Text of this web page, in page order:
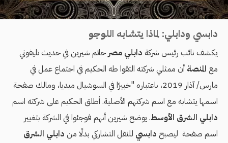
دابسي ودابلي: لماذا يتشابه اللوجو
يكشف نائب رئيس شركة دابلي مصرحاتم شيرين في حديث تليفوني
مع المنصة أن ممثلي شركته التقوا طه الحكيم في اجتماع عمل في
مارس/ آذار 2019، باعتباره "خبيرًا في السوشيال ميديا، ومالك صفحة
اسمها يتشابه مع اسم شركتهم الأصلية. أطلق الحكيم على شركته اسم
دابلي الشرق الأوسط. يوضح شيرين أنهم فوجئوا في الشركة بتغيير
اسم صفحة ليصبح دابسي للنقل التشاركي بدلًا من دابلي الشرق